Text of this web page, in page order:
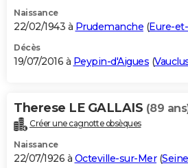
Naissance
22/02/1943 à Prudemanche (Eure-
Décès
19/07/2016 à Peypin-d'Aigues (
Therese LE GALLAIS (89
Créer une cagnotte obsèques
Naissance
22/07/1926 à Octeville-sur-Mer(